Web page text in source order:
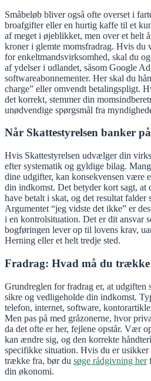
Småbeløb bliver også ofte overset i
broafgifter eller en hurtig kaffe til et
af meget i øjeblikket, men over et helt
kroner i glemte momsfradrag. Hvis du
for enkeltmandsvirksomhed, skal du
af ydelser i udlandet, såsom Google
softwareabonnementer. Her skal du
charge” eller omvendt betalingspligt.
det korrekt, stemmer din
unødvendige spørgsmål fra
Når Skattestyrelsen banker på
Hvis Skattestyrelsen udvælger din
efter systematik og gyldige bilag.
dine udgifter, kan konsekvensen være
din indkomst. Det betyder kort sagt, at
have betalt i skat, og det resultat
Argumentet “jeg vidste det ikke” er
i en kontrolsituation. Det er dit ansvar
bogføringen lever op til lovens krav,
Herning eller et helt tredje sted.
Fradrag: Hvad må du
Grundreglen for fradrag er, at udgiften
sikre og vedligeholde din indkomst.
telefon, internet, software,
Men pas på med gråzonerne, hvor
da det ofte er her, fejlene opstår. Vær
kan ændre sig, og den korrekte
specifikke situation. Hvis du er
trække fra, bør du søge rådgivning her
din økonomi.